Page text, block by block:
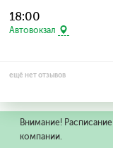
18:00
Автовокзал
ещё нет отзывов
Внимание!
компании.